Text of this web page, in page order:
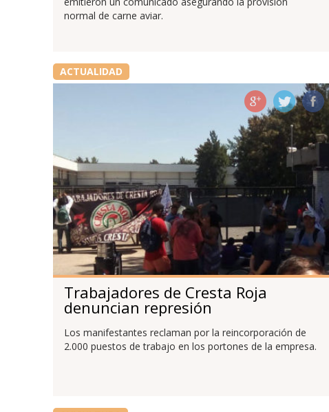
normal de carne aviar.
ACTUALIDAD
Trabajadores de Cresta Roja
denuncian represión
Los manifestantes reclaman por la reincorporación de
2.000 puestos de trabajo en los portones de la empresa.